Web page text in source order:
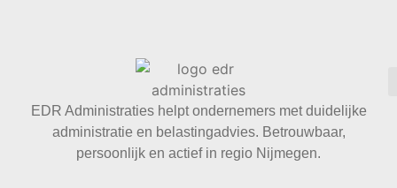
EDR Administraties helpt ondernemers met duidelijke
administratie en belastingadvies. Betrouwbaar,
persoonlijk en actief in regio Nijmegen.